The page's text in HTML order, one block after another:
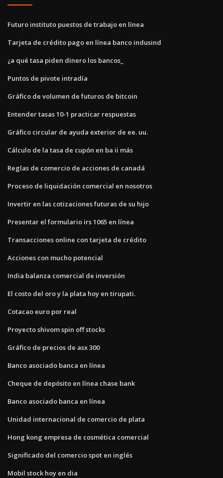
Futuro instituto puestos de trabajo en línea
Tarjeta de crédito pago en línea banco indusind
¿a qué tasa piden dinero los bancos_
Puntos de pivote intradía
Gráfico de volumen de futuros de bitcoin
Entender tasas 10-1 practicar respuestas
Gráfico circular de ayuda exterior de ee. uu.
Cálculo de la tasa de cupón en ba ii más
Reglas de comercio de acciones de canadá
Proceso de liquidación comercial en nosotros
Invertir en las cotizaciones futuras de su hijo
Presentar el formulario irs 1065 en línea
Transacciones online con tarjeta de crédito
Acciones con mucho potencial
India balanza comercial de inversión
El costo del oro y la plata hoy en tirupati.
Cotacao euro por real
Proyecto shivom spin off stocks
Gráfico de precios de asx 300
Banco asociado banca en línea
Cheque de depósito en línea chase bank
Banco asociado banca en línea
Unidad internacional de comercio de plata
Hong kong empresa de cosmética comercial
Significado del comercio spot en inglés
Mobil stock hoy en dia